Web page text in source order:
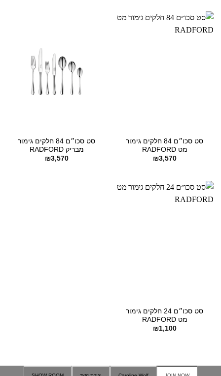
סט סכו״ם 84 חלקים גימור
מט RADFORD
₪3,570
סט סכו״ם 84 חלקים גימור
מבריק RADFORD
₪3,570
סט סכו״ם 24 חלקים גימור
מט RADFORD
₪1,100